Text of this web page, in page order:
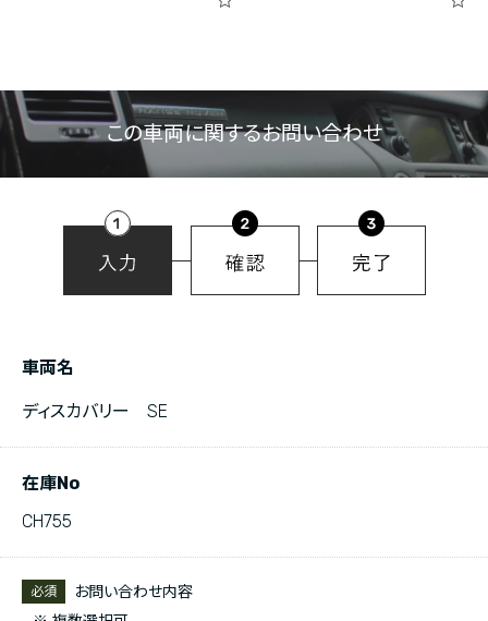
この車両に関するお問い合わせ
車両名
ディスカバリー SE
在庫No
CH755
必須
お問い合わせ内容